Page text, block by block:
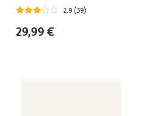
2.9 (39)
29,99 €